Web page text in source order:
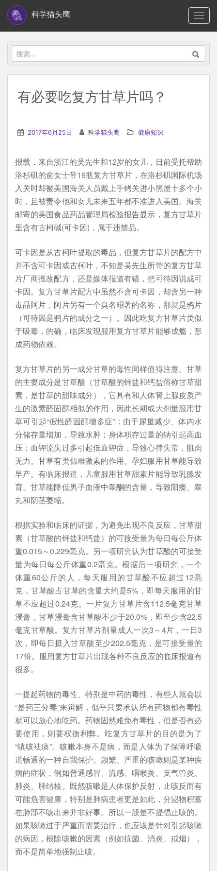
i
科学猫头鹰
搜
索：
有必要吃复方甘草片吗？
2017年6月25日 科学猫头鹰 健康知识
报载，来自浙江的吴先生和12岁的女儿，日前受托帮助
洛杉矶的俞女士带16瓶复方甘草片，在洛杉矶国际机场
入关时却被美国海关人员戴上手铐关进小黑屋十多个小
时，且被责令他和女儿未来五年都不准进入美国。海关
邮寄的美国食品药品管理局检验报告显示，复方甘草片
里含有古柯碱(可卡因)，属于违禁品。
可卡因是从古柯叶提取的毒品，但复方甘草片的配方中
并不含可卡因或古柯叶，不知是吴先生所带的复方甘草
片厂商擅改配方，还是媒体报道有错，把可待因说成可
卡因。复方甘草片配方中虽然不含可卡因，却含另一种
毒品阿片，阿片另有一个臭名昭著的名称，那就是鸦片
（可待因是鸦片的成分之一）。因此吃复方甘草片类似
于吸毒，的确，临床发现服用复方甘草片能够成瘾，形
成药物依赖。
复方甘草片的另一成分甘草的毒性同样值得注意。甘草
的主要成分是甘草酸（甘草酸的钾盐和钙盐俗称甘草甜
素，是甘草的甜味成分），它具有和人体肾上腺皮质产
生的激素醛固酮相似的作用，因此长期或大剂量服用甘
草可引起“假性醛固酮增多症”：由于尿量减少、体内水
分储存量增加，导致水肿；身体积存过量的钠引起高血
压；血钾流失过多引起低血钾症，导致心律失常，肌肉
无力。甘草有类似雌激素的作用。孕妇服用甘草能导致
早产。有临床报道，儿童服用甘草甜素片能导致乳腺发
育。甘草能降低男子血液中睾酮的含量，导致阳痿、睾
丸和阴茎萎缩。
根据实验和临床的证据，为避免出现不良反应，甘草甜
素（甘草酸的钾盐和钙盐）的可接受量为每日每公斤体
重0.015～0.229毫克。另一项研究认为甘草酸的可接受
量为每日每公斤体重0.2毫克。根据后一项研究，一个
体重60公斤的人，每天服用的甘草酸不应超过12毫
克，甘草酸占甘草的含量大约是5%，即每天服用的甘
草不应超过0.24克。一片复方甘草片含112.5毫克甘草
浸膏，甘草浸膏含甘草酸不少于20.0%，即至少含22.5
毫克甘草酸。复方甘草片剂量成人一次3～4片，一日3
次，即每日摄入甘草酸至少202.5毫克，是可接受量的
17倍。服用复方甘草片出现各种不良反应的临床报道有
很多。
一提起药物的毒性、特别是中药的毒性，有些人就会以
“是药三分毒”来辩解，似乎只要承认所有药物都有毒性
就可以放心地吃药。药物固然难免有毒性，但是否有必
要使用，则要权衡利弊。吃复方甘草片的目的是为了
“镇咳祛痰”。咳嗽本身不是病，而是人体为了保障呼吸
道畅通的一种自我保护。频繁、严重的咳嗽则是某种疾
病的症状，例如普通感冒、流感、咽喉炎、支气管炎、
肺炎、肺结核。既然咳嗽是人体保护反射，止咳反而有
可能危害健康，特别是肺病患者更是如此，分泌物积蓄
在肺部不咳出来并非好事。所以一般是不提倡止咳的。
如果咳嗽过于严重而需要治疗，也应该是针对引起咳嗽
的病因，根除咳嗽的因素（例如抗菌、消炎、戒烟），
而不是简单地强制止咳。